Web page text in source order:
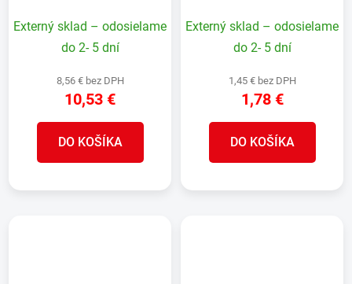
Externý sklad – odosielame
do 2- 5 dní
8,56 € bez DPH
10,53 €
DO KOŠÍKA
cm
Externý sklad – odosielame
do 2- 5 dní
1,45 € bez DPH
1,78 €
DO KOŠÍKA